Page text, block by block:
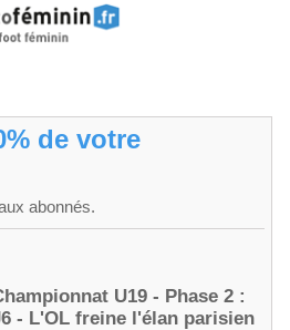
de votre
abonnés.
U19 - Phase 2 :
- L'OL freine l'élan parisien